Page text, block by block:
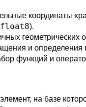
координаты
float8).
геометрических
и определения
функций и
на базе